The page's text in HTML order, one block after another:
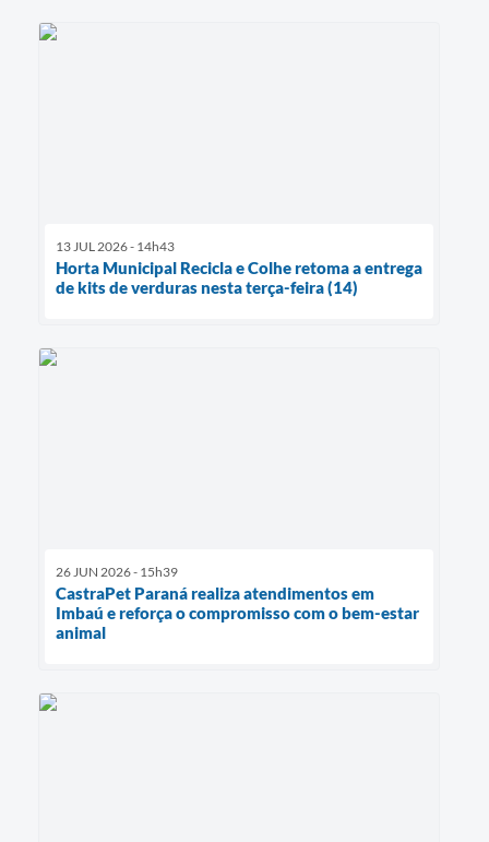
13 JUL 2026 - 14h43
Horta Municipal Recicla e Colhe retoma a entrega
de kits de verduras nesta terça-feira (14)
26 JUN 2026 - 15h39
CastraPet Paraná realiza atendimentos em
Imbaú e reforça o compromisso com o bem-estar
animal